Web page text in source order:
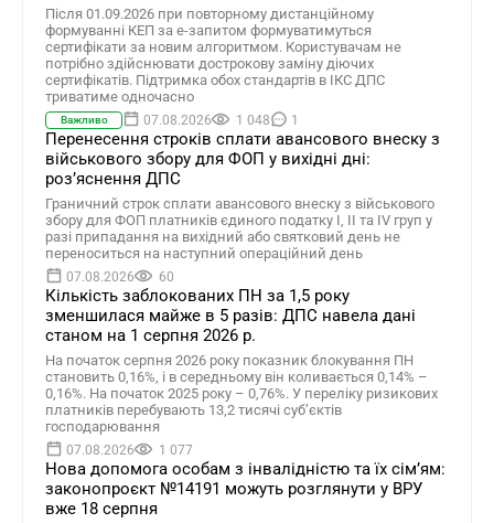
Після 01.09.2026 при повторному дистанційному
формуванні КЕП за е-запитом формуватимуться
сертифікати за новим алгоритмом. Користувачам не
потрібно здійснювати дострокову заміну діючих
сертифікатів. Підтримка обох стандартів в ІКС ДПС
триватиме одночасно
Важливо 07.08.2026 1 048 1
Перенесення строків сплати авансового внеску з
військового збору для ФОП у вихідні дні:
роз’яснення ДПС
Граничний строк сплати авансового внеску з військового
збору для ФОП платників єдиного податку І, ІІ та ІV груп у
разі припадання на вихідний або святковий день не
переноситься на наступний операційний день
07.08.2026 60
Кількість заблокованих ПН за 1,5 року
зменшилася майже в 5 разів: ДПС навела дані
станом на 1 серпня 2026 р.
На початок серпня 2026 року показник блокування ПН
становить 0,16%, і в середньому він коливається 0,14% –
0,16%. На початок 2025 року – 0,76%. У переліку ризикових
платників перебувають 13,2 тисячі суб’єктів
господарювання
07.08.2026 1 077
Нова допомога особам з інвалідністю та їх сімʼям:
законопроєкт №14191 можуть розглянути у ВРУ
вже 18 серпня